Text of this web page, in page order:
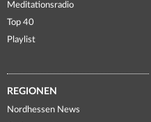
Meditationsradio
Top 40
Playlist
REGIONEN
Nordhessen News